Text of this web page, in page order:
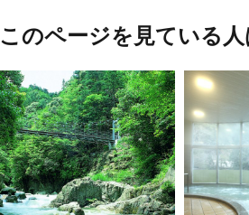
このページを見ている